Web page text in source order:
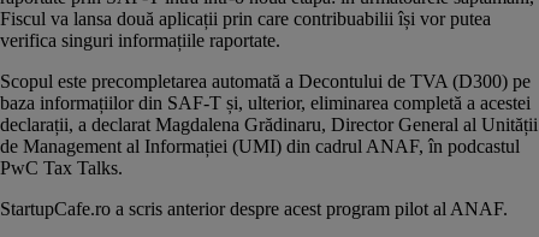
Fiscul va lansa două aplicații prin care contribuabilii își vor putea
verifica singuri informațiile raportate.
Scopul este precompletarea automată a Decontului de TVA (D300) pe
baza informațiilor din SAF-T și, ulterior, eliminarea completă a acestei
declarații, a declarat Magdalena Grădinaru, Director General al Unității
de Management al Informației (UMI) din cadrul ANAF, în podcastul
PwC Tax Talks.
StartupCafe.ro a scris anterior despre acest program pilot al ANAF.